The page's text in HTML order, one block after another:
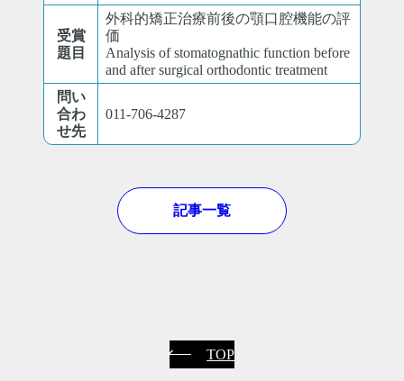
受賞
題目
外科的矯正治療前後の顎口腔機能の評
価
Analysis of stomatognathic function before
and after surgical orthodontic treatment
問い
合わ
せ先
011-706-4287
記事一覧
TOP